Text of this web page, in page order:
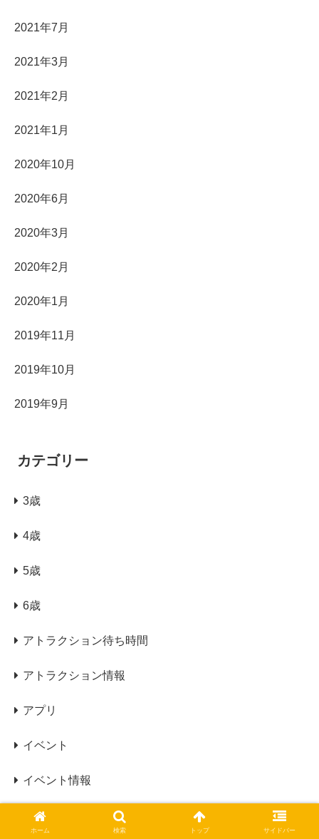
2021年7月
2021年3月
2021年2月
2021年1月
2020年10月
2020年6月
2020年3月
2020年2月
2020年1月
2019年11月
2019年10月
2019年9月
カテゴリー
3歳
4歳
5歳
6歳
アトラクション待ち時間
アトラクション情報
アプリ
イベント
イベント情報
ウィザーディング・ワールド・オブ・ハリー・ポッタ
ーエリア
ホーム 検索 トップ サイドバー